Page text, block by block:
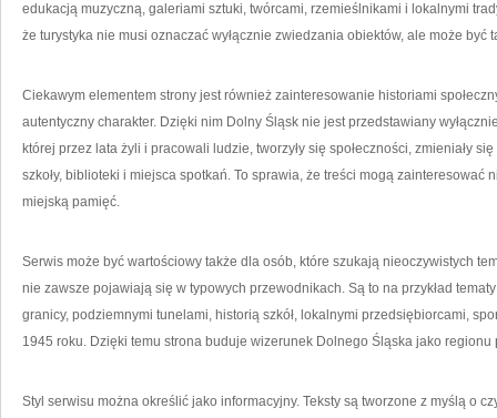
edukacją muzyczną, galeriami sztuki, twórcami, rzemieślnikami i lokalnymi
że turystyka nie musi oznaczać wyłącznie zwiedzania obiektów, ale może
Ciekawym elementem strony jest również zainteresowanie historiami
autentyczny charakter. Dzięki nim Dolny Śląsk nie jest przedstawiany
której przez lata żyli i pracowali ludzie, tworzyły się społeczności, zmieniały
szkoły, biblioteki i miejsca spotkań. To sprawia, że treści mogą zainteresować
miejską pamięć.
Serwis może być wartościowy także dla osób, które szukają nieoczywistych
nie zawsze pojawiają się w typowych przewodnikach. Są to na przykład
granicy, podziemnymi tunelami, historią szkół, lokalnymi przedsiębiorcami,
1945 roku. Dzięki temu strona buduje wizerunek Dolnego Śląska jako regionu
Styl serwisu można określić jako informacyjny. Teksty są tworzone z myślą o